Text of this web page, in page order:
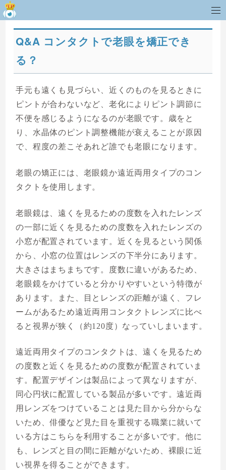
Q&A コンタクトで老眼を矯正でき
る？
手元も遠くも見づらい、近くのものを見るときに
ピントが合わないなど、老化によりピント調節に
不便を感じるようになるのが老眼です。歳をと
り、水晶体のピント調整機能が衰えることが原因
で、程度の差こそあれど誰でも老眼になります。
老眼の矯正には、老眼鏡か遠近両用タイプのコン
タクトを使用します。
老眼鏡は、遠くを見るための度数を入れたレンズ
の一部に近くを見るための度数を入れたレンズの
小窓が配置されています。近くを見るという関係
から、小窓の位置はレンズの下半分にあります。
大きさはまちまちです。度数に違いがあるため、
老眼鏡をかけていると分かりやすいという特徴が
あります。また、目とレンズの距離が遠く、フレ
ームがあるため遠近両用コンタクトレンズに比べ
ると視界が狭く（約120度）なっていしまいます。
遠近両用タイプのコンタクトは、遠くを見るため
の度数と近くを見るための度数が配置されていま
す。配置デザインは製品によって異なりますが、
同心円状に配置している製品が多いです。遠近両
用レンズをつけていることは見た目から分からな
いため、俳優など見た目を重視する職業に就いて
いる方はこちらを利用することが多いです。他に
も、レンズと目の間に距離がないため、裸眼に近
い視界を得ることができます。